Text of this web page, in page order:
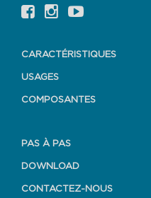
CARACTÉRISTIQUES
USAGES
COMPOSANTES
PAS À PAS
DOWNLOAD
CONTACTEZ-NOUS